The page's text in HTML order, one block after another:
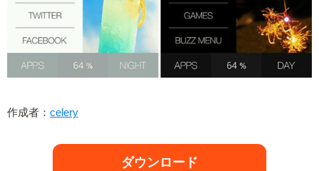
作成者： celery
ダウンロード